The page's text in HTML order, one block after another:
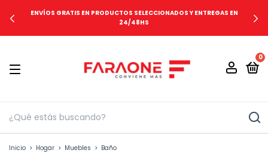
ENVÍOS GRATIS EN PRODUCTOS SELECCIONADOS Y ENTREGAS EN
24/48HS
0
Inicio > Hogar > Muebles > Baño